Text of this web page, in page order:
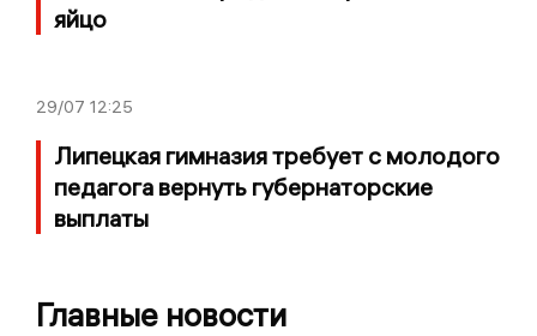
яйцо
29/07 12:25
Липецкая гимназия требует с молодого
педагога вернуть губернаторские
выплаты
Главные новости